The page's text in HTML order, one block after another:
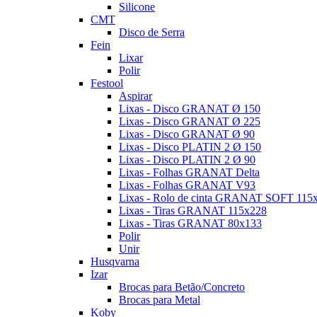
Silicone
CMT
Disco de Serra
Fein
Lixar
Polir
Festool
Aspirar
Lixas - Disco GRANAT Ø 150
Lixas - Disco GRANAT Ø 225
Lixas - Disco GRANAT Ø 90
Lixas - Disco PLATIN 2 Ø 150
Lixas - Disco PLATIN 2 Ø 90
Lixas - Folhas GRANAT Delta
Lixas - Folhas GRANAT V93
Lixas - Rolo de cinta GRANAT SOFT
Lixas - Tiras GRANAT 115x228
Lixas - Tiras GRANAT 80x133
Polir
Unir
Husqvarna
Izar
Brocas para Betão/Concreto
Brocas para Metal
Koby